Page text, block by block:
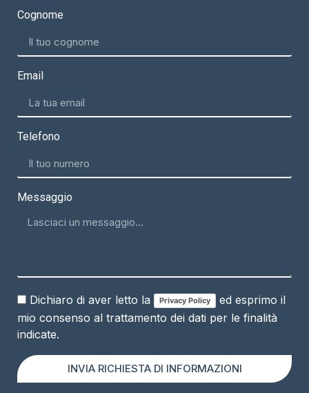
Cognome
Email
Telefono
Messaggio
Dichiaro di aver letto la Privacy Policy
ed esprimo il
mio consenso al trattamento dei dati per le finalità
indicate.
INVIA RICHIESTA DI INFORMAZIONI